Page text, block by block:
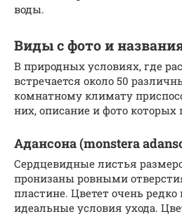
воды.
Виды с фото и
В природных условиях, где
встречается около 50
комнатному климату
них, описание и фото
Адансона (monstera
Сердцевидные листья
пронизаны ровными
пластине. Цветет очень редко
идеальные условия ухода.